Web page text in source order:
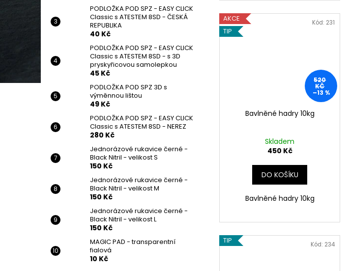
PODLOŽKA POD SPZ - EASY CLICK
Classic s ATESTEM 8SD - ČESKÁ
REPUBLIKA
40 Kč
PODLOŽKA POD SPZ - EASY CLICK
Classic s ATESTEM 8SD - s 3D
pryskyřicovou samolepkou
45 Kč
PODLOŽKA POD SPZ 3D s
výměnnou lištou
49 Kč
PODLOŽKA POD SPZ - EASY CLICK
Classic s ATESTEM 8SD - NEREZ
280 Kč
Jednorázové rukavice černé -
Black Nitril - velikost S
150 Kč
Jednorázové rukavice černé -
Black Nitril - velikost M
150 Kč
Jednorázové rukavice černé -
Black Nitril - velikost L
150 Kč
MAGIC PAD - transparentní
fialová
10 Kč
AKCE
TIP
520
KČ
–13 %
Bavlněné hadry 10kg
Skladem
450 Kč
DO KOŠÍKU
Bavlněné hadry 10kg
Kód: 231
TIP Kód: 234